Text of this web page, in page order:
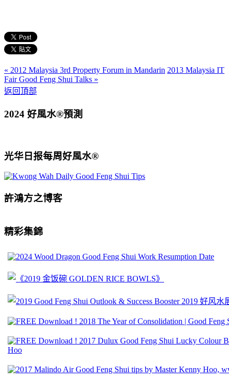
« 2012 Malaysia 3rd Property Forum in Mandarin 2013 Malaysia IT
Fair Good Feng Shui Talks »
返回頂部
2024 好風水®預測
光华日报每周好風水®
許鴻方之博客
精彩集錦